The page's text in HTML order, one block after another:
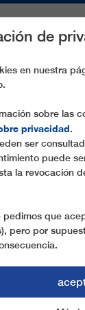
RECAMBIO
de
en nuestra
sobre las
privacidad.
ser
puede
la revocación
pedimos que
pero por